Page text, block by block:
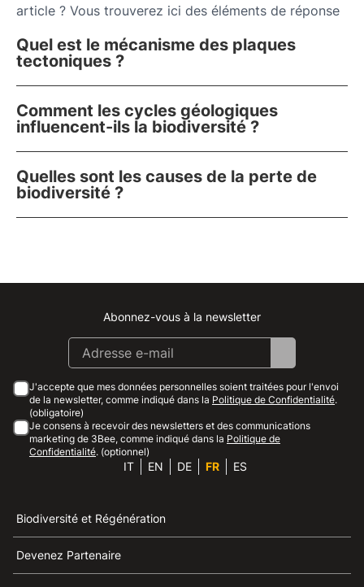
article ? Vous trouverez ici des éléments de réponse
Quel est le mécanisme des plaques
tectoniques ?
Comment les cycles géologiques
influencent-ils la biodiversité ?
Quelles sont les causes de la perte de
biodiversité ?
Instagram
Facebook
Linkedin
Youtube
Abonnez-vous à la newsletter
J'accepte que mes données personnelles soient traitées pour l'envoi
de la newsletter, comme indiqué dans la Politique de Confidentialité.
(obligatoire)
Je consens à recevoir des newsletters et des communications
marketing de 3Bee, comme indiqué dans la Politique de
Confidentialité. (optionnel)
IT EN DE FR ES
Biodiversité et Régénération
Devenez Partenaire